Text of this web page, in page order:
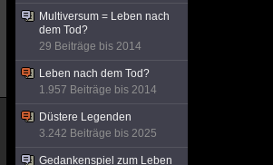
Multiversum = Leben nach
dem Tod?
29 Beiträge bis 2014
Leben nach dem Tod?
1.957 Beiträge bis 2014
Düstere Legenden
3.242 Beiträge bis 2025
Gedankenspiel zum Leben